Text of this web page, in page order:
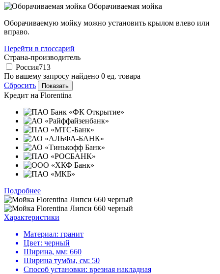
Оборачиваемая мойка
Оборачиваемую мойку можно установить крылом влево или
вправо.
Перейти в глоссарий
Страна-производитель
Россия713
По вашему запросу найдено 0 ед. товара
Сбросить
Кредит на Florentina
Подробнее
Характеристики
Материал: гранит
Цвет: черный
Ширина, мм: 660
Ширина тумбы, см: 50
Способ установки: врезная накладная